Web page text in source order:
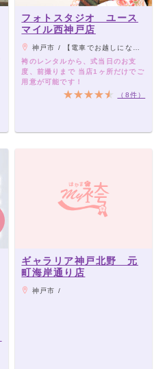
フォトスタジオ ユース
マイル西神戸店
神戸市 / 【電車でお越しになる場合】 ■JR明石駅下車（南側） 駅前より神姫バス［西区役所経由］ →約20分[西区役所前]下車 【お車でお越しになる場合】 ■第2神明道路 『玉津IC』 乗り口すぐのところ
袴のレンタルから、式当日のお支
度、前撮りまで 当店1ヶ所だけでご
用意が可能です！
（8件）
ギャラリア神戸北野 元
町海岸通り店
神戸市 /